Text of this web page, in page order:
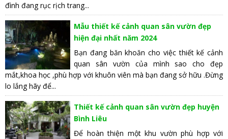
đình đang rục rịch trang...
Mẫu thiết kế cảnh quan sân vườn đẹp
hiện đại nhất năm 2024
Bạn đang băn khoăn cho việc thiết kế cảnh
quan sân vườn của mình sao cho đẹp
mắt,khoa học ,phù hợp với khuôn viên mà bạn đang sở hữu .Đừng
lo lắng hãy để...
Thiết kế cảnh quan sân vườn đẹp huyện
Bình Liêu
Để hoàn thiện một khu vườn phù hợp với